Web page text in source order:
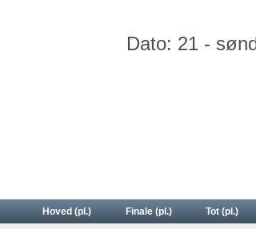
Dato: 21 -
Hoved (pl.) Finale (pl.) Tot (pl.)